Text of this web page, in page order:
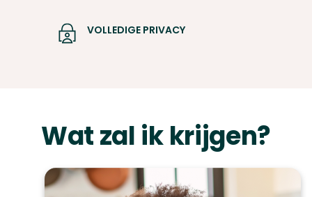
VOLLEDIGE PRIVACY
Wat zal ik krijgen?